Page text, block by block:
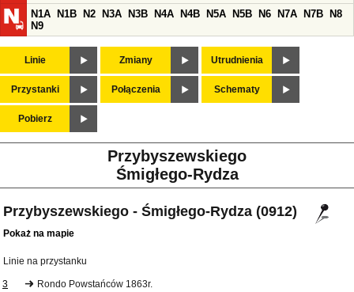
N1A
N1B N2 N3A N3B N4A N4B N5A N5B N6 N7A N7B
N8
N9
Linie Zmiany Utrudnienia
Przystanki Połączenia Schematy
Pobierz
Przybyszewskiego
Śmigłego-Rydza
Przybyszewskiego - Śmigłego-Rydza (0912)
Pokaż na mapie
Linie na przystanku
3
Rondo Powstańców 1863r.